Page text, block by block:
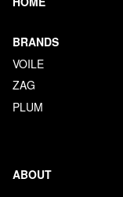
BRANDS
VOILE
ZAG
PLUM
ABOUT